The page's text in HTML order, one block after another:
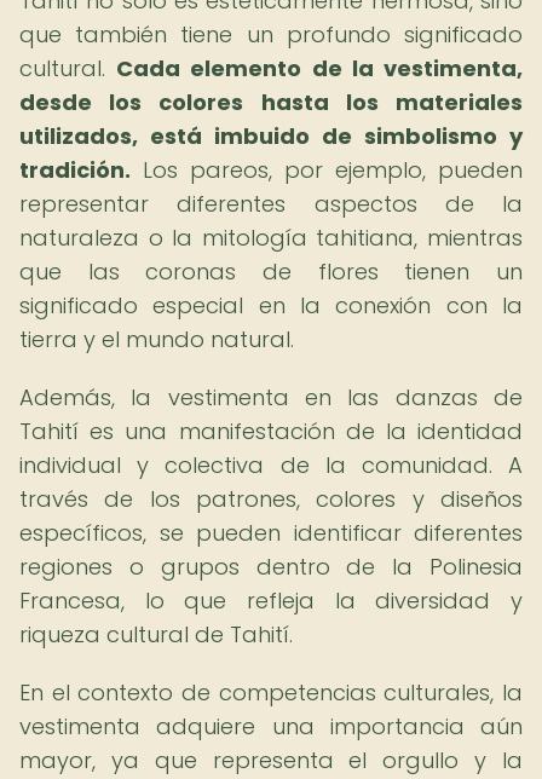
que también tiene un profundo significado
cultural. Cada elemento de la vestimenta,
desde los colores hasta los materiales
utilizados, está imbuido de simbolismo y
tradición. Los pareos, por ejemplo, pueden
representar diferentes aspectos de la
naturaleza o la mitología tahitiana, mientras
que las coronas de flores tienen un
significado especial en la conexión con la
tierra y el mundo natural.
Además, la vestimenta en las danzas de
Tahití es una manifestación de la identidad
individual y colectiva de la comunidad. A
través de los patrones, colores y diseños
específicos, se pueden identificar diferentes
regiones o grupos dentro de la Polinesia
Francesa, lo que refleja la diversidad y
riqueza cultural de Tahití.
En el contexto de competencias culturales, la
vestimenta adquiere una importancia aún
mayor, ya que representa el orgullo y la